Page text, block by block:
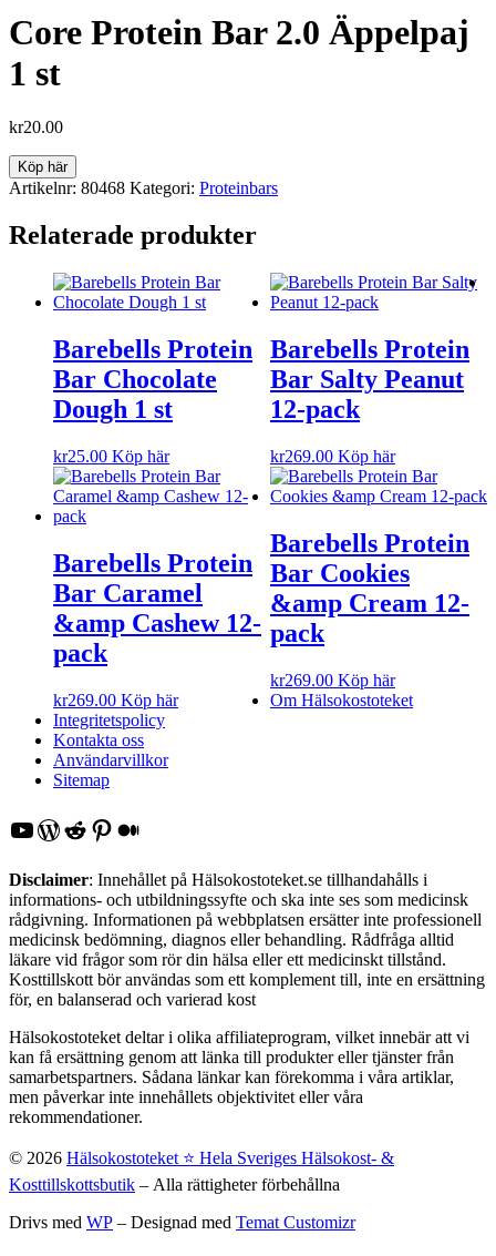
Core Protein Bar 2.0 Äppelpaj
1 st
kr20.00
Köp här
Artikelnr: 80468 Kategori: Proteinbars
Relaterade produkter
Barebells Protein
Bar Chocolate
Dough 1 st
kr25.00 Köp här
Barebells Protein
Bar Salty Peanut
12-pack
kr269.00 Köp här
Barebells Protein
Bar Caramel
&amp Cashew 12-
pack
kr269.00 Köp här
Barebells Protein
Bar Cookies
&amp Cream 12-
pack
kr269.00 Köp här
Om Hälsokostoteket
Integritetspolicy
Kontakta oss
Användarvillkor
Sitemap
YouTube
WordPress
Reddit
Pinterest
Medium
Disclaimer: Innehållet på Hälsokostoteket.se tillhandahålls i
informations- och utbildningssyfte och ska inte ses som medicinsk
rådgivning. Informationen på webbplatsen ersätter inte professionell
medicinsk bedömning, diagnos eller behandling. Rådfråga alltid
läkare vid frågor som rör din hälsa eller ett medicinskt tillstånd.
Kosttillskott bör användas som ett komplement till, inte en ersättning
för, en balanserad och varierad kost
Hälsokostoteket deltar i olika affiliateprogram, vilket innebär att vi
kan få ersättning genom att länka till produkter eller tjänster från
samarbetspartners. Sådana länkar kan förekomma i våra artiklar,
men påverkar inte innehållets objektivitet eller våra
rekommendationer.
© 2026 Hälsokostoteket ⭐️ Hela Sveriges Hälsokost- &
Kosttillskottsbutik – Alla rättigheter förbehållna
Drivs med WP – Designad med Temat Customizr